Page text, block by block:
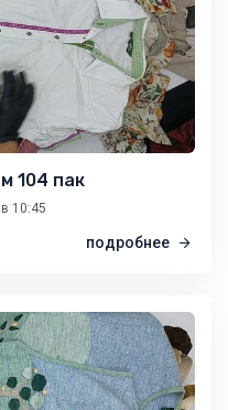
104 пак
в 10:45
подробнее